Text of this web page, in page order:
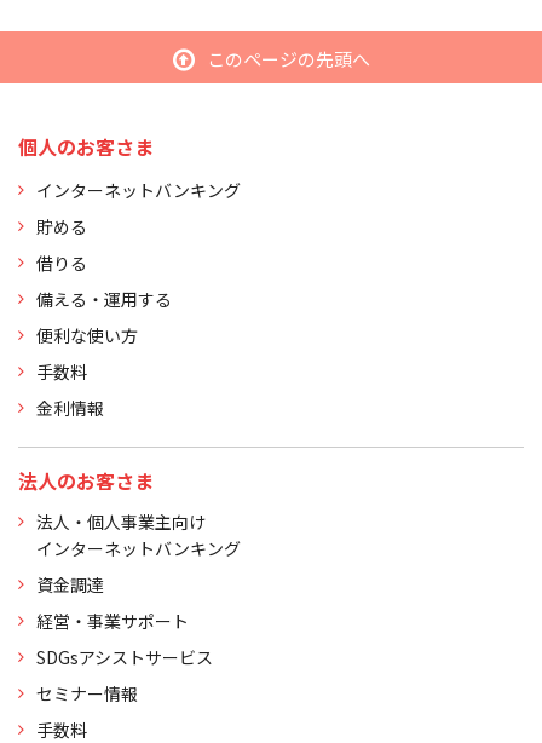
このページの先頭へ
個人のお客さま
インターネットバンキング
貯める
借りる
備える・運用する
便利な使い方
手数料
金利情報
法人のお客さま
法人・個人事業主向け
インターネットバンキング
資金調達
経営・事業サポート
SDGsアシストサービス
セミナー情報
手数料